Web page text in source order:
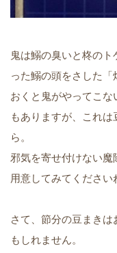
鬼は鰯の臭いと柊の
った鰯の頭をさした
おくと鬼がやってこな
もありますが、これ
ら。
邪気を寄せ付けない
用意してみてください
さて、節分の豆まき
もしれません。